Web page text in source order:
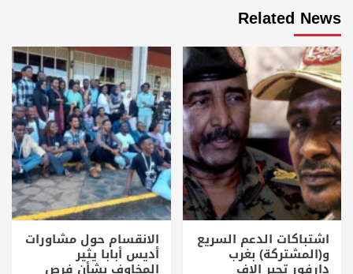
Related News
اشتباكات الدعم السريع
و(المشتركة) بغرب
دارفور تجبر الاف
الانقسام حول مشاورات
أديس أبابا يثير
المخاوف بشأن فرص